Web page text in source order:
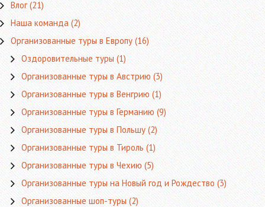
Влог(21)
Наша команда(2)
Организованные туры в Европу(16)
Оздоровительные туры(1)
Организованные туры в Австрию(3)
Организованные туры в Венгрию(1)
Организованные туры в Германию(9)
Организованные туры в Польшу(2)
Организованные туры в Тироль (1)
Организованные туры в Чехию(5)
Организованные туры на Новый год и Рождество(3)
Организованные шоп-туры(2)